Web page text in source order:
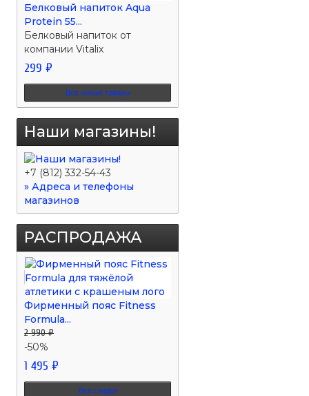
Белковый напиток Aqua
Protein 55...
Белковый напиток от
компании Vitalix
299 ₽
Все новые товары
Наши магазины!
+7 (812) 332-54-43
» Адреса и телефоны
магазинов
РАСПРОДАЖА
Фирменный пояс Fitness
Formula...
2 990 ₽
-50%
1 495 ₽
Все скидки